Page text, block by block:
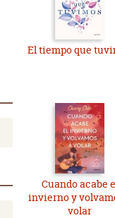
El tiempo que
Cuando acabe
invierno y
volar